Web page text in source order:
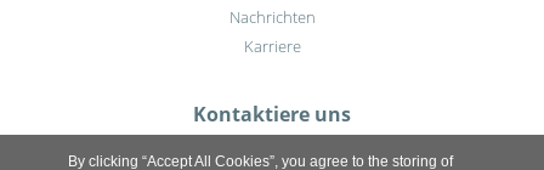
Nachrichten
Karriere
Kontaktiere uns
By clicking “Accept All Cookies”, you agree to the storing of